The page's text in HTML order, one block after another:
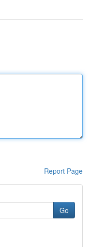
Report Page
Go